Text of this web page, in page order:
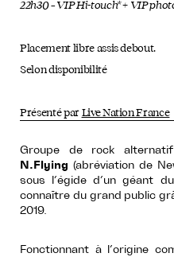
Groupe de rock
N.Flying (abréviation de
sous l’égide d’un géant
connaître du grand public
2019.
Fonctionnant à l’origine
22h30 – VIP Hi-touch* + VIP
Placement libre assis debout.
Selon disponibilité
Présenté par Live Nation France